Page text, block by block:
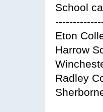
School
Eton
Harrow
Radley